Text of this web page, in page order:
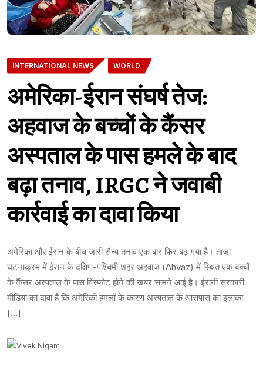
INTERNATIONAL NEWS WORLD
अमेरिका-ईरान संघर्ष तेज:
अहवाज के बच्चों के कैंसर
अस्पताल के पास हमले के बाद
बढ़ा तनाव, IRGC ने जवाबी
कार्रवाई का दावा किया
अमेरिका और ईरान के बीच जारी सैन्य तनाव एक बार फिर बढ़ गया है। ताजा
घटनाक्रम में ईरान के दक्षिण-पश्चिमी शहर अहवाज (Ahvaz) में स्थित एक बच्चों
के कैंसर अस्पताल के पास विस्फोट होने की खबर सामने आई है। ईरानी सरकारी
मीडिया का दावा है कि अमेरिकी हमलों के कारण अस्पताल के आसपास का इलाका
[…]